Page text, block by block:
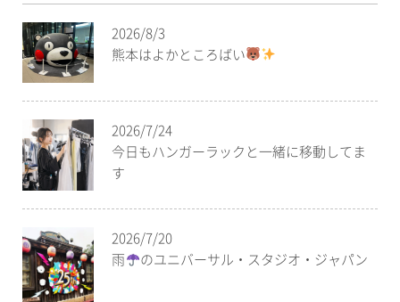
2026/8/3
熊本はよかところばい
2026/7/24
今日もハンガーラックと一緒に移動してま
す
2026/7/20
雨
のユニバーサル・スタジオ・ジャパン